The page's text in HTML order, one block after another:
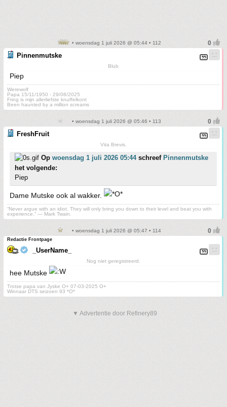
• woensdag 1 juli 2026 @ 05:44 • 112
Pinnenmutske
Blub
Piep
Werewolf
Papa 15/11/1950 - 29/08/2025
Fring is mijn allerliefste knuffelkont
Been haunted by a million screams
• woensdag 1 juli 2026 @ 05:46 • 113
FreshFruit
Vita Brevis.
Op woensdag 1 juli 2026 05:44schreef Pinnenmutske
het volgende:
Piep
Dame Mutske ook al wakker.
“Never argue with an idiot. They will only bring you down to their level and beat you with
experience.” ― Mark Twain.
• woensdag 1 juli 2026 @ 05:47 • 114
Redactie Frontpage
_UserName_
Nog niet geregistreerd.
hee Mutske
Trotse papa van Jyske O+ 07-03-2025 O+
Winnaar DTS seizoen 93 *O*
▼ Advertentie door Refinery89